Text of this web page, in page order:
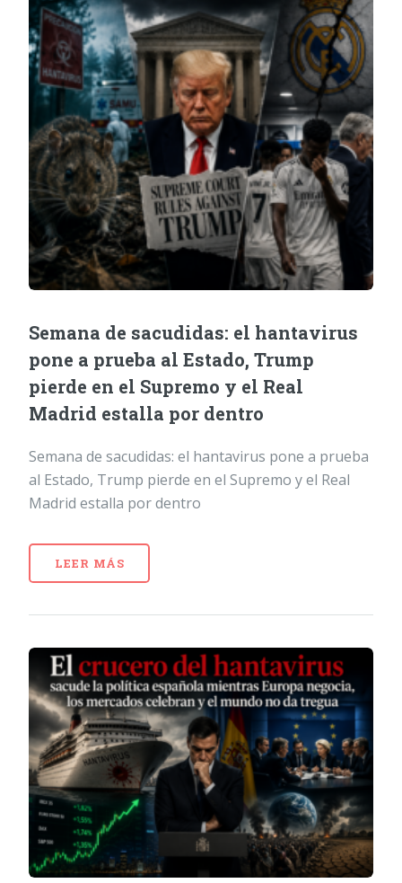
Semana de sacudidas: el hantavirus
pone a prueba al Estado, Trump
pierde en el Supremo y el Real
Madrid estalla por dentro
Semana de sacudidas: el hantavirus pone a prueba
al Estado, Trump pierde en el Supremo y el Real
Madrid estalla por dentro
LEER MÁS